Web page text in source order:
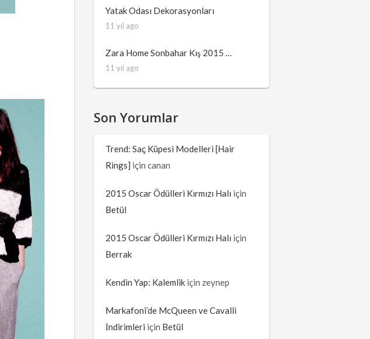
Yatak Odası Dekorasyonları
11 yıl ago
Zara Home Sonbahar Kış 2015 …
11 yıl ago
Son Yorumlar
Trend: Saç Küpesi Modelleri [Hair
Rings] için canan
2015 Oscar Ödülleri Kırmızı Halı için
Betül
2015 Oscar Ödülleri Kırmızı Halı için
Berrak
Kendin Yap: Kalemlik için zeynep
Markafoni’de McQueen ve Cavalli
İndirimleri için Betül